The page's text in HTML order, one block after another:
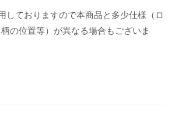
しておりますので本商品と多少仕様（ロ
の位置等）が異なる場合もございま